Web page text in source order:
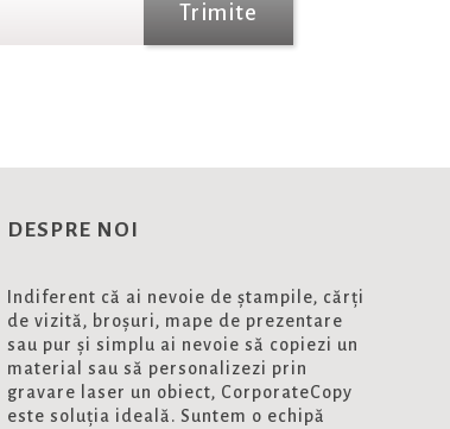
Trimite
DESPRE NOI
Indiferent că ai nevoie de ștampile, cărți
de vizită, broșuri, mape de prezentare
sau pur și simplu ai nevoie să copiezi un
material sau să personalizezi prin
gravare laser un obiect, CorporateCopy
este soluția ideală. Suntem o echipă